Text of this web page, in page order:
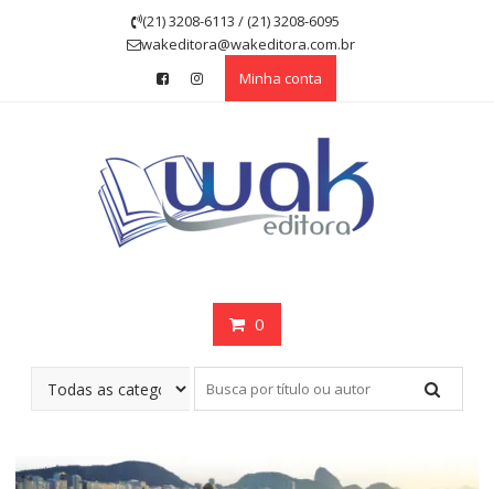
(21) 3208-6113 / (21) 3208-6095
wakeditora@wakeditora.com.br
Minha conta
0